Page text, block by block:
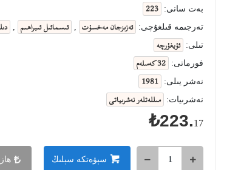
بەت سانى: 223
تەرجىمە قىلغۇچى: ئەزىزجان مەخسۇت , ئىسمائىل ئىبراھىم ,
تىلى: ئۇيغۇرچە
فورماتى: 32 كەسلەم
نەشر يىلى: 1981
نەشرىيات: مىللەتلەر نەشرىياتى
₺223.17
سېۋەتكە سېلىڭ